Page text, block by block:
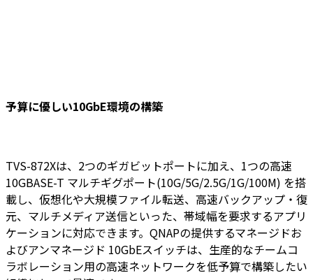
予算に優しい10GbE環境の構築
TVS-872Xは、2つのギガビットポートに加え、1つの高速
10GBASE-T マルチギグポート(10G/5G/2.5G/1G/100M) を搭
載し、仮想化や大規模ファイル転送、高速バックアップ・復
元、マルチメディア送信といった、帯域幅を要求するアプリ
ケーションに対応できます。QNAPの提供するマネージドお
よびアンマネージド 10GbEスイッチは、生産的なチームコ
ラボレーション用の高速ネットワークを低予算で構築したい